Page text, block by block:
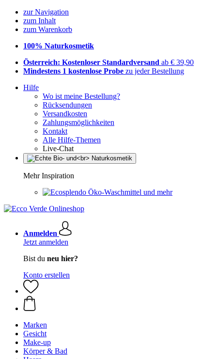
zur Navigation
zum Inhalt
zum Warenkorb
100% Naturkosmetik
Österreich: Kostenloser Standardversand ab € 39,90
Mindestens 1 kostenlose Probe zu jeder Bestellung
Hilfe
Wo ist meine Bestellung?
Rücksendungen
Versandkosten
Zahlungsmöglichkeiten
Kontakt
Alle Hilfe-Themen
Live-Chat
Mehr Inspiration
Öko-Waschmittel und mehr
Anmelden
Jetzt anmelden
Bist du neu hier?
Konto erstellen
Marken
Gesicht
Make-up
Körper & Bad